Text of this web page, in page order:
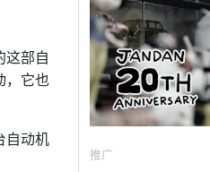
这部自
，它也
自动机
推广